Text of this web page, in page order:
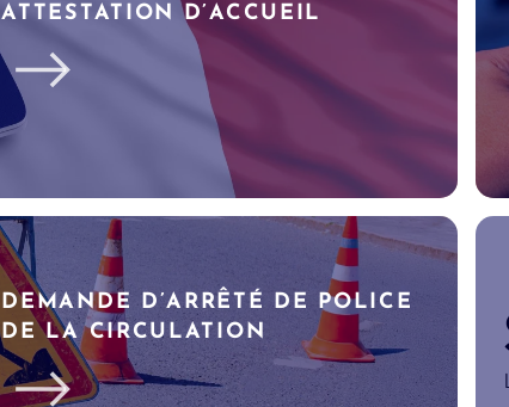
ATTESTATION D’ACCUEIL
DEMANDE D’ARRÊTÉ DE POLICE
DE LA CIRCULATION